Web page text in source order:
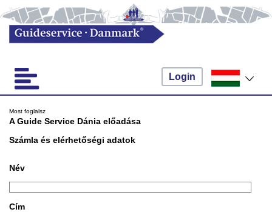
Login
Most foglalsz
A Guide Service Dánia előadása
Számla és elérhetőségi adatok
Név
Cím